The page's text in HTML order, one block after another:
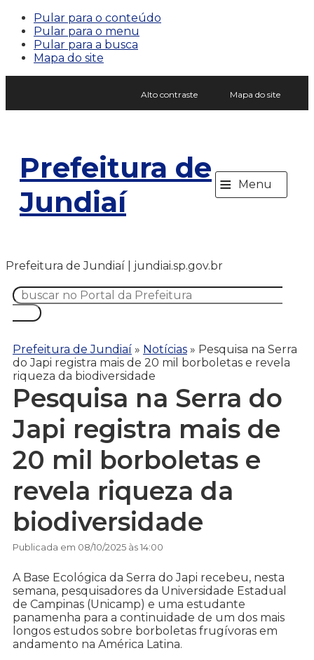
Pular para o conteúdo
Pular para o menu
Pular para a busca
Mapa do site
Alto contraste Mapa do site
Prefeitura de
Jundiaí
≡ Menu
Prefeitura de Jundiaí | jundiai.sp.gov.br
Prefeitura de Jundiaí » Notícias » Pesquisa na Serra
do Japi registra mais de 20 mil borboletas e revela
riqueza da biodiversidade
Pesquisa na Serra do
Japi registra mais de
20 mil borboletas e
revela riqueza da
biodiversidade
Publicada em 08/10/2025 às 14:00
A Base Ecológica da Serra do Japi recebeu, nesta
semana, pesquisadores da Universidade Estadual
de Campinas (Unicamp) e uma estudante
panamenha para a continuidade de um dos mais
longos estudos sobre borboletas frugívoras em
andamento na América Latina.